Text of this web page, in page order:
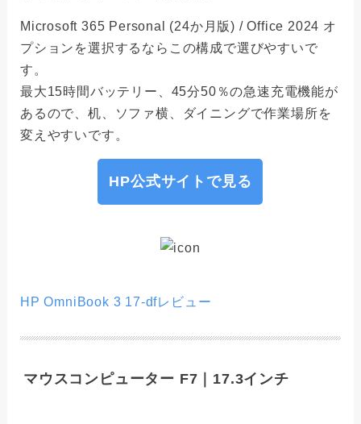
Microsoft 365 Personal (24か月版) / Office 2024 オ
プションを選択するならこの構成で選びやすいで
す。
最大15時間バッテリー、45分50％の急速充電機能が
あるので、机、ソファ横、ダイニングで作業場所を
変えやすいです。
HP公式サイトで見る
HP OmniBook 3 17-dfレビュー
マウスコンピューター F7｜17.3インチ